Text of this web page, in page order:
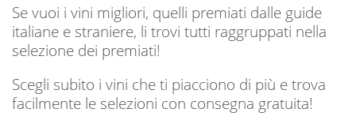
Se vuoi i vini migliori, quelli premiati dalle guide
italiane e straniere, li trovi tutti raggruppati nella
selezione dei premiati!
Scegli subito i vini che ti piacciono di più e trova
facilmente le selezioni con consegna gratuita!